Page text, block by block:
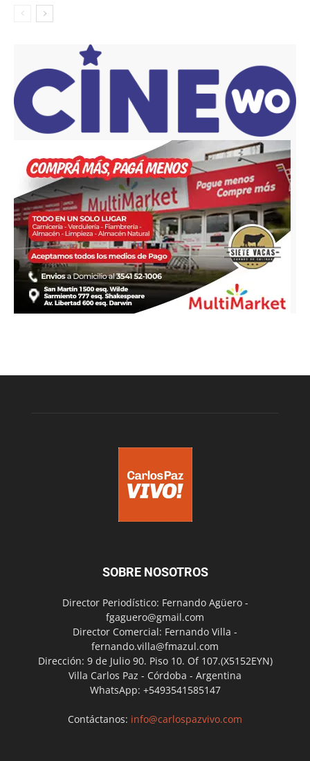
SOBRE NOSOTROS
Director Periodístico: Fernando Agüero -
fgaguero@gmail.com
Director Comercial: Fernando Villa -
fernando.villa@fmazul.com
Dirección: 9 de Julio 90. Piso 10. Of 107.(X5152EYN)
Villa Carlos Paz - Córdoba - Argentina
WhatsApp: +5493541585147
Contáctanos: info@carlospazvivo.com